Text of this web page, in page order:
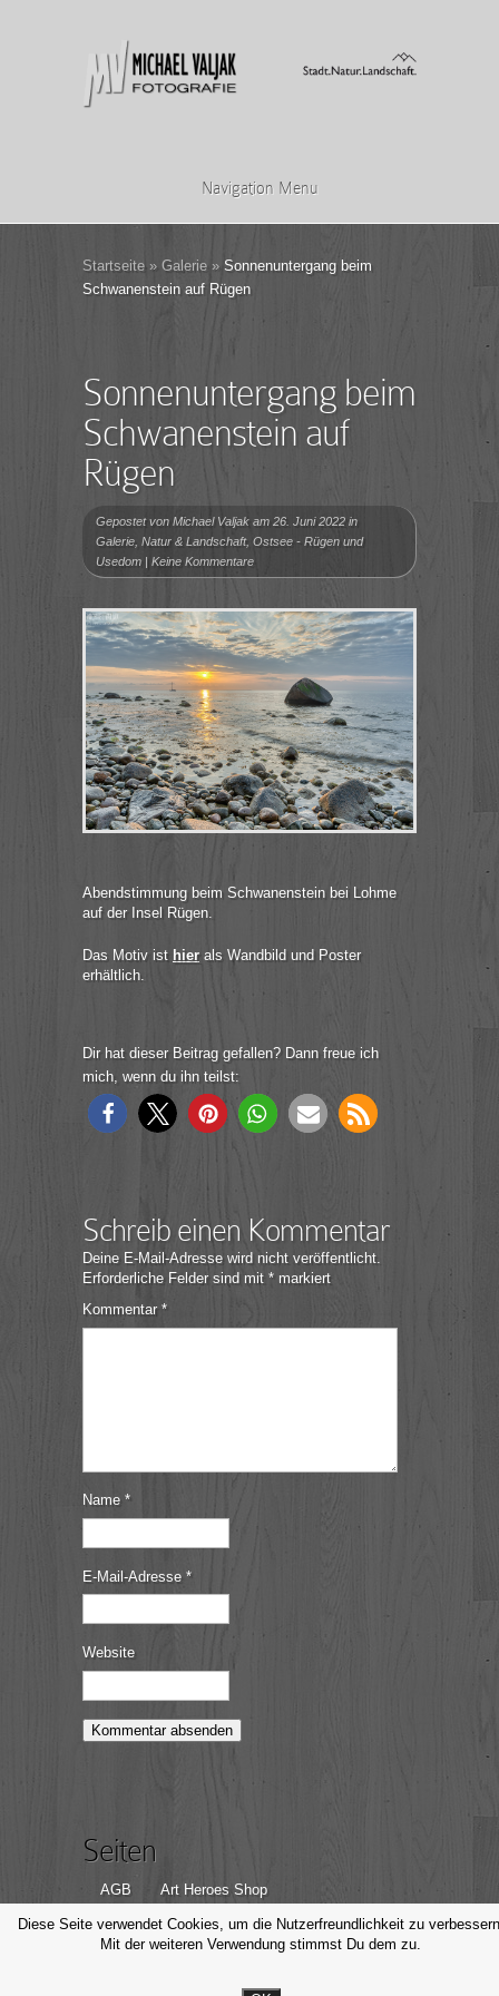
Navigation Menu
Startseite » Galerie » Sonnenuntergang beim
Schwanenstein auf Rügen
Sonnenuntergang beim
Schwanenstein auf
Rügen
Gepostet von Michael Valjak am 26. Juni 2022 in
Galerie Natur & Landschaft, Ostsee - Rügen und
Usedom | Keine Kommentare
Abendstimmung beim Schwanenstein bei Lohme
auf der Insel Rügen.
Das Motiv ist hier als Wandbild und Poster
erhältlich.
Dir hat dieser Beitrag gefallen? Dann freue ich
mich, wenn du ihn teilst:
Schreib einen Kommentar
Deine E-Mail-Adresse wird nicht veröffentlicht.
Erforderliche Felder sind mit * markiert
Kommentar *
Name *
E-Mail-Adresse *
Website
Seiten
AGB
Art Heroes Shop
Datenschutzerklärung
Disclaimer
Impressum
Kontakt
Diese Seite verwendet Cookies, um die Nutzerfreundlichkeit zu
Mit der weiteren Verwendung stimmst Du dem zu.